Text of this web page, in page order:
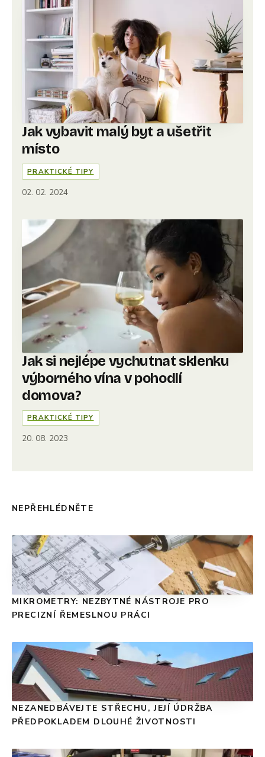
Jak vybavit malý byt a ušetřit
místo
PRAKTICKÉ TIPY
02. 02. 2024
Jak si nejlépe vychutnat sklenku
výborného vína v pohodlí
domova?
PRAKTICKÉ TIPY
20. 08. 2023
NEPŘEHLÉDNĚTE
MIKROMETRY: NEZBYTNÉ NÁSTROJE PRO
PRECIZNÍ ŘEMESLNOU PRÁCI
NEZANEDBÁVEJTE STŘECHU, JEJÍ ÚDRŽBA
PŘEDPOKLADEM DLOUHÉ ŽIVOTNOSTI